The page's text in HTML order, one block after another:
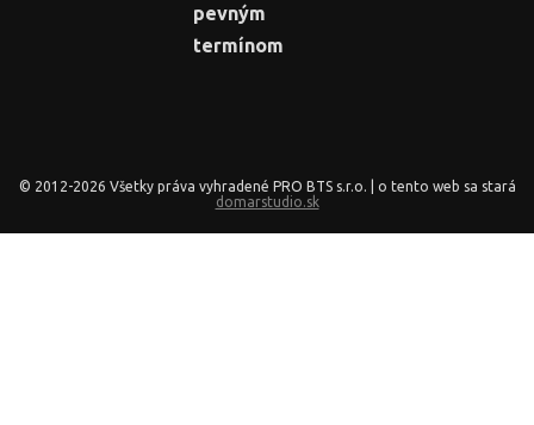
pevným
termínom
© 2012-2026 Všetky práva vyhradené PRO BTS s.r.o. | o tento web sa stará
domarstudio.sk